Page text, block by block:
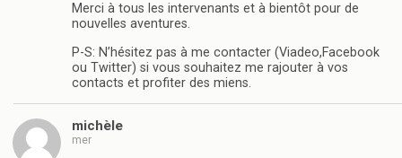
Merci à tous les intervenants et à bientôt pour de
nouvelles aventures.
P-S: N’hésitez pas à me contacter (Viadeo,Facebook
ou Twitter) si vous souhaitez me rajouter à vos
contacts et profiter des miens.
michèle
mer